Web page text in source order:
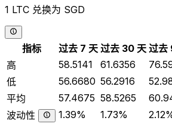
1 LTC 兑换为 SGD
指标 过去 7 天 过去 30 天 过去
高
58.5141 61.6356
低
56.6680 56.2916
平均
57.4675 58.5265
波动性
1.39% 1.73%